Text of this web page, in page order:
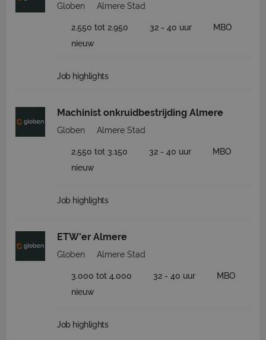
Globen Almere Stad
2.550 tot 2.950 32 - 40 uur
MBO
nieuw
Job highlights
Machinist onkruidbestrijding Almere
Globen Almere Stad
2.550 tot 3.150 32 - 40 uur
MBO
nieuw
Job highlights
ETW'er Almere
Globen Almere Stad
3.000 tot 4.000 32 - 40 uur
MBO
nieuw
Job highlights